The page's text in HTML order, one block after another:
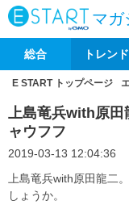
マガ
総合 トレンド
E START トップページ
上島竜兵with原田
ャウフフ
2019-03-13 12:04:36
上島竜兵with原田龍二
しょうか。